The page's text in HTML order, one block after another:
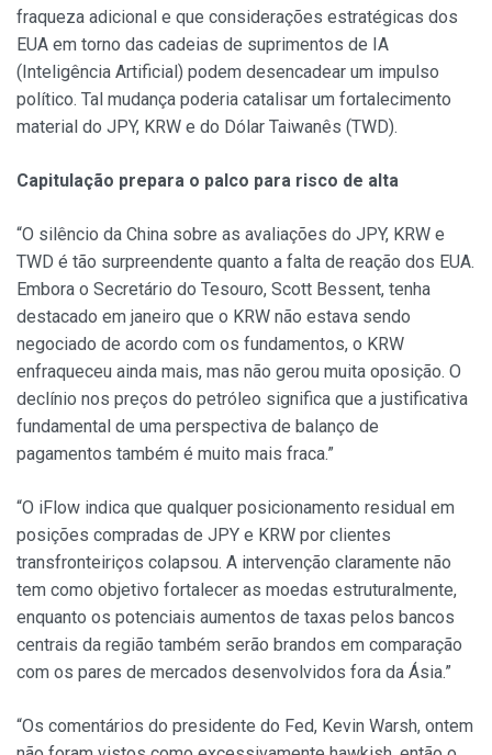
fraqueza adicional e que considerações estratégicas dos
EUA em torno das cadeias de suprimentos de IA
(Inteligência Artificial) podem desencadear um impulso
político. Tal mudança poderia catalisar um fortalecimento
material do JPY, KRW e do Dólar Taiwanês (TWD).
Capitulação prepara o palco para risco de alta
“O silêncio da China sobre as avaliações do JPY, KRW e
TWD é tão surpreendente quanto a falta de reação dos EUA.
Embora o Secretário do Tesouro, Scott Bessent, tenha
destacado em janeiro que o KRW não estava sendo
negociado de acordo com os fundamentos, o KRW
enfraqueceu ainda mais, mas não gerou muita oposição. O
declínio nos preços do petróleo significa que a justificativa
fundamental de uma perspectiva de balanço de
pagamentos também é muito mais fraca.”
“O iFlow indica que qualquer posicionamento residual em
posições compradas de JPY e KRW por clientes
transfronteiriços colapsou. A intervenção claramente não
tem como objetivo fortalecer as moedas estruturalmente,
enquanto os potenciais aumentos de taxas pelos bancos
centrais da região também serão brandos em comparação
com os pares de mercados desenvolvidos fora da Ásia.”
“Os comentários do presidente do Fed, Kevin Warsh, ontem